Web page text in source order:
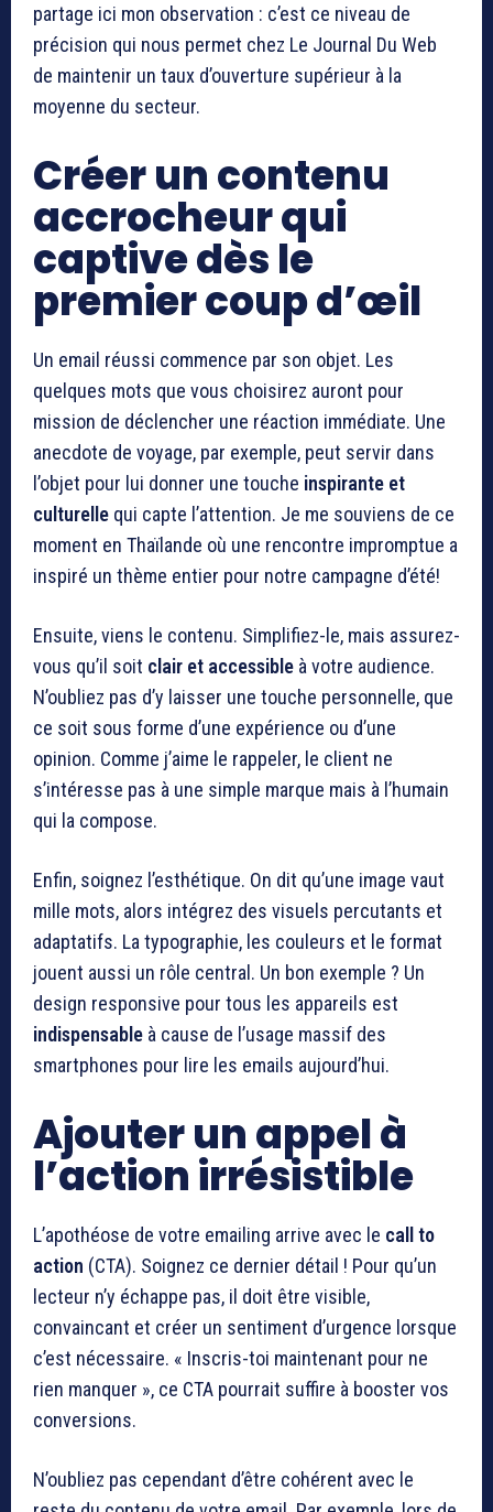
partage ici mon observation : c’est ce niveau de
précision qui nous permet chez Le Journal Du Web
de maintenir un taux d’ouverture supérieur à la
moyenne du secteur.
Créer un contenu
accrocheur qui
captive dès le
premier coup d’œil
Un email réussi commence par son objet. Les
quelques mots que vous choisirez auront pour
mission de déclencher une réaction immédiate. Une
anecdote de voyage, par exemple, peut servir dans
l’objet pour lui donner une touche inspirante et
culturelle qui capte l’attention. Je me souviens de ce
moment en Thaïlande où une rencontre impromptue a
inspiré un thème entier pour notre campagne d’été!
Ensuite, viens le contenu. Simplifiez-le, mais assurez-
vous qu’il soit clair et accessible à votre audience.
N’oubliez pas d’y laisser une touche personnelle, que
ce soit sous forme d’une expérience ou d’une
opinion. Comme j’aime le rappeler, le client ne
s’intéresse pas à une simple marque mais à l’humain
qui la compose.
Enfin, soignez l’esthétique. On dit qu’une image vaut
mille mots, alors intégrez des visuels percutants et
adaptatifs. La typographie, les couleurs et le format
jouent aussi un rôle central. Un bon exemple ? Un
design responsive pour tous les appareils est
indispensable à cause de l’usage massif des
smartphones pour lire les emails aujourd’hui.
Ajouter un appel à
l’action irrésistible
L’apothéose de votre emailing arrive avec le call to
action (CTA). Soignez ce dernier détail ! Pour qu’un
lecteur n’y échappe pas, il doit être visible,
convaincant et créer un sentiment d’urgence lorsque
c’est nécessaire. « Inscris-toi maintenant pour ne
rien manquer », ce CTA pourrait suffire à booster vos
conversions.
N’oubliez pas cependant d’être cohérent avec le